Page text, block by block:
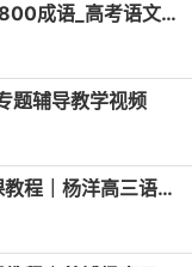
【视频】10小时速记高中语文常见高频800成语_高考语文成语专题课
题辅导教学视频
【视频】2027年高考语文一轮复习网课教程｜杨洋高三语文上学期暑假班视频教程